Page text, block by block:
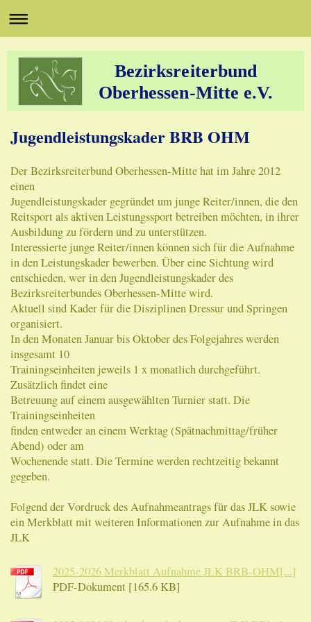
Bezirksreiterbund
Oberhessen-Mitte e.V.
Jugendleistungskader BRB OHM
Der Bezirksreiterbund Oberhessen-Mitte hat im Jahre 2012
einen
Jugendleistungskader gegründet um junge Reiter/innen, die den
Reitsport als aktiven Leistungssport betreiben möchten, in ihrer
Ausbildung zu fördern und zu unterstützen.
Interessierte junge Reiter/innen können sich für die Aufnahme
in den Leistungskader bewerben. Über eine Sichtung wird
entschieden, wer in den Jugendleistungskader des
Bezirksreiterbundes Oberhessen-Mitte wird.
Aktuell sind Kader für die Disziplinen Dressur und Springen
organisiert.
In den Monaten Januar bis Oktober des Folgejahres werden
insgesamt 10
Trainingseinheiten jeweils 1 x monatlich durchgeführt.
Zusätzlich findet eine
Betreuung auf einem ausgewählten Turnier statt. Die
Trainingseinheiten
finden entweder an einem Werktag (Spätnachmittag/früher
Abend) oder am
Wochenende statt. Die Termine werden rechtzeitig bekannt
gegeben.
Folgend der Vordruck des Aufnahmeantrags für das JLK sowie
ein Merkblatt mit weiteren Informationen zur Aufnahme in das
JLK
2025-2026 Merkblatt Aufnahme JLK BRB-OHM[...]
PDF-Dokument [165.6 KB]